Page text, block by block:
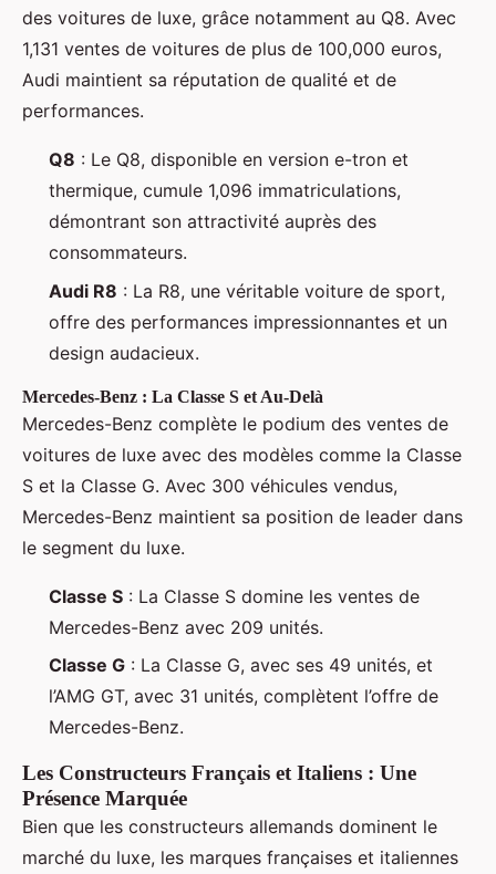
des voitures de luxe, grâce notamment au Q8. Avec
1,131 ventes de voitures de plus de 100,000 euros,
Audi maintient sa réputation de qualité et de
performances.
Q8 : Le Q8, disponible en version e-tron et
thermique, cumule 1,096 immatriculations,
démontrant son attractivité auprès des
consommateurs.
Audi R8 : La R8, une véritable voiture de sport,
offre des performances impressionnantes et un
design audacieux.
Mercedes-Benz : La Classe S et Au-Delà
Mercedes-Benz complète le podium des ventes de
voitures de luxe avec des modèles comme la Classe
S et la Classe G. Avec 300 véhicules vendus,
Mercedes-Benz maintient sa position de leader dans
le segment du luxe.
Classe S : La Classe S domine les ventes de
Mercedes-Benz avec 209 unités.
Classe G : La Classe G, avec ses 49 unités, et
l’AMG GT, avec 31 unités, complètent l’offre de
Mercedes-Benz.
Les Constructeurs Français et Italiens : Une
Présence Marquée
Bien que les constructeurs allemands dominent le
marché du luxe, les marques françaises et italiennes